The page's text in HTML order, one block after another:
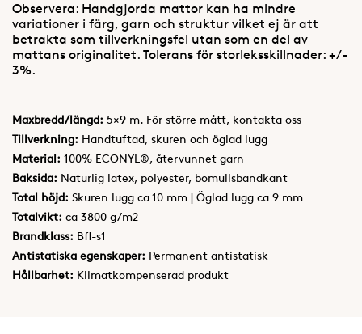
Observera: Handgjorda mattor kan ha mindre
variationer i färg, garn och struktur vilket ej är att
betrakta som tillverkningsfel utan som en del av
mattans originalitet. Tolerans för storleksskillnader: +/-
3%.
Maxbredd/längd: 5×9 m. För större mått, kontakta oss
Tillverkning: Handtuftad, skuren och öglad lugg
Material: 100% ECONYL®, återvunnet garn
Baksida: Naturlig latex, polyester, bomullsbandkant
Total höjd: Skuren lugg ca 10 mm | Öglad lugg ca 9 mm
Totalvikt: ca 3800 g/m2
Brandklass: Bfl-s1
Antistatiska egenskaper: Permanent antistatisk
Hållbarhet: Klimatkompenserad produkt